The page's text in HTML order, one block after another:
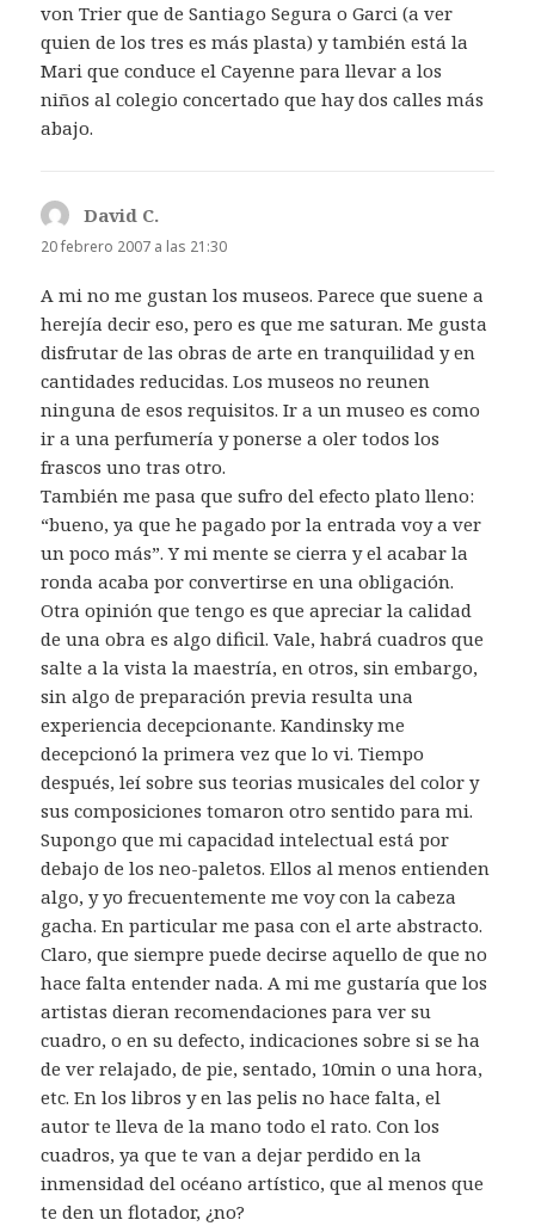
von Trier que de Santiago Segura o Garci (a ver
quien de los tres es más plasta) y también está la
Mari que conduce el Cayenne para llevar a los
niños al colegio concertado que hay dos calles más
abajo.
David C.
20 febrero 2007 a las 21:30
A mi no me gustan los museos. Parece que suene a
herejía decir eso, pero es que me saturan. Me gusta
disfrutar de las obras de arte en tranquilidad y en
cantidades reducidas. Los museos no reunen
ninguna de esos requisitos. Ir a un museo es como
ir a una perfumería y ponerse a oler todos los
frascos uno tras otro.
También me pasa que sufro del efecto plato lleno:
“bueno, ya que he pagado por la entrada voy a ver
un poco más”. Y mi mente se cierra y el acabar la
ronda acaba por convertirse en una obligación.
Otra opinión que tengo es que apreciar la calidad
de una obra es algo dificil. Vale, habrá cuadros que
salte a la vista la maestría, en otros, sin embargo,
sin algo de preparación previa resulta una
experiencia decepcionante. Kandinsky me
decepcionó la primera vez que lo vi. Tiempo
después, leí sobre sus teorias musicales del color y
sus composiciones tomaron otro sentido para mi.
Supongo que mi capacidad intelectual está por
debajo de los neo-paletos. Ellos al menos entienden
algo, y yo frecuentemente me voy con la cabeza
gacha. En particular me pasa con el arte abstracto.
Claro, que siempre puede decirse aquello de que no
hace falta entender nada. A mi me gustaría que los
artistas dieran recomendaciones para ver su
cuadro, o en su defecto, indicaciones sobre si se ha
de ver relajado, de pie, sentado, 10min o una hora,
etc. En los libros y en las pelis no hace falta, el
autor te lleva de la mano todo el rato. Con los
cuadros, ya que te van a dejar perdido en la
inmensidad del océano artístico, que al menos que
te den un flotador, ¿no?